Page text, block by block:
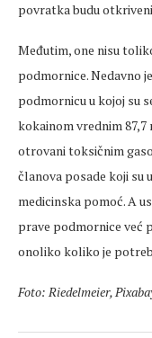
povratka budu
Međutim, one nisu
podmornice. Nedavno
podmornicu u kojoj su
kokainom vrednim
otrovani toksičnim
članova posade koji su
medicinska pomoć. A
prave podmornice već
onoliko koliko je
Foto: Riedelmeier,